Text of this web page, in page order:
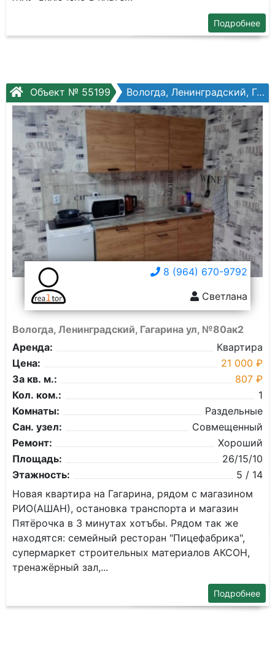
Подробнее
Объект № 55199 Вологда, Ленинградский, Гагарина ул, №80ак2
8 (964) 670-9792
Светлана
Вологда, Ленинградский, Гагарина ул, №80ак2
Аренда:
Квартира
Цена:
21 000 ₽
За кв. м.:
807 ₽
Кол. ком.:
1
Комнаты:
Раздельные
Сан. узел:
Совмещенный
Ремонт:
Хороший
Площадь:
26/15/10
Этажность:
5 / 14
Новая квартира на Гагарина, рядом с магазином
РИО(АШАН), остановка транспорта и магазин
Пятёрочка в 3 минутах хотъбы. Рядом так же
находятся: семейный ресторан "Пицефабрика",
супермаркет строительных материалов АКСОН,
тренажёрный зал,...
Подробнее